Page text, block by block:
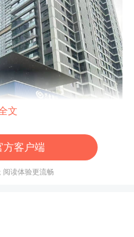
文
方客户端
阅读体验更流畅